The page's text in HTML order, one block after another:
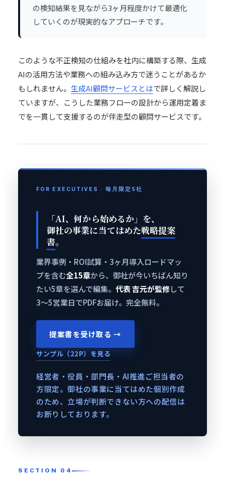
の検知結果を見ながら3ヶ月程度かけて最適化
していくのが現実的なアプローチです。
このような不正検知の仕組みを社内に構築する際、生成
AIの活用方法や業務への組み込み方で迷うことがあるか
もしれません。 生成AI顧問サービスとはで詳しく解説し
ていますが、こうした業務フローの設計から運用定着ま
でを一貫して支援するのが伴走型の顧問サービスです。
FOR EXECUTIVES · 毎月限定5社
「AI、何から始めるか」を、
御社の事業に当てはめた戦略提案
書。
業界事例・ROI試算・3ヶ月導入ロードマッ
プを含む全15章から、御社が今いちばん知り
たい5章を選んで編集。 代表 吉元が監修して
3〜5営業日でPDFお届け。完全無料。
提案書を受け取る →
サンプル（22P）を見る
経営者・役員・部門長・AI推進ご担当者の
方限定。御社の事業に当てはめた個別作成
のため、立場が判断できない方への配信は
お断りしております。